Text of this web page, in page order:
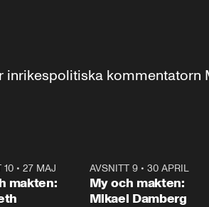
inrikespolitiska
10 •27 MAJ
makten:
AVSNITT 9• 30 APRIL
My och makten:
Mikael Damberg